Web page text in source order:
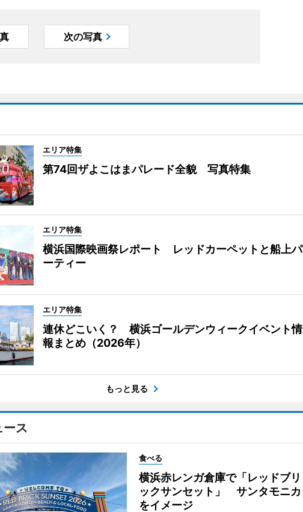
次の写真
エリア特集
第74回ザよこはまパレード全貌 写真特集
エリア特集
横浜国際映画祭レポート レッドカーペットと船上パ
ーティー
エリア特集
連休どこいく？ 横浜ゴールデンウィークイベント情
報まとめ（2026年）
もっと見る
ス
食べる
横浜赤レンガ倉庫で「レッドブリ
ックサンセット」 サンタモニカ
をイメージ